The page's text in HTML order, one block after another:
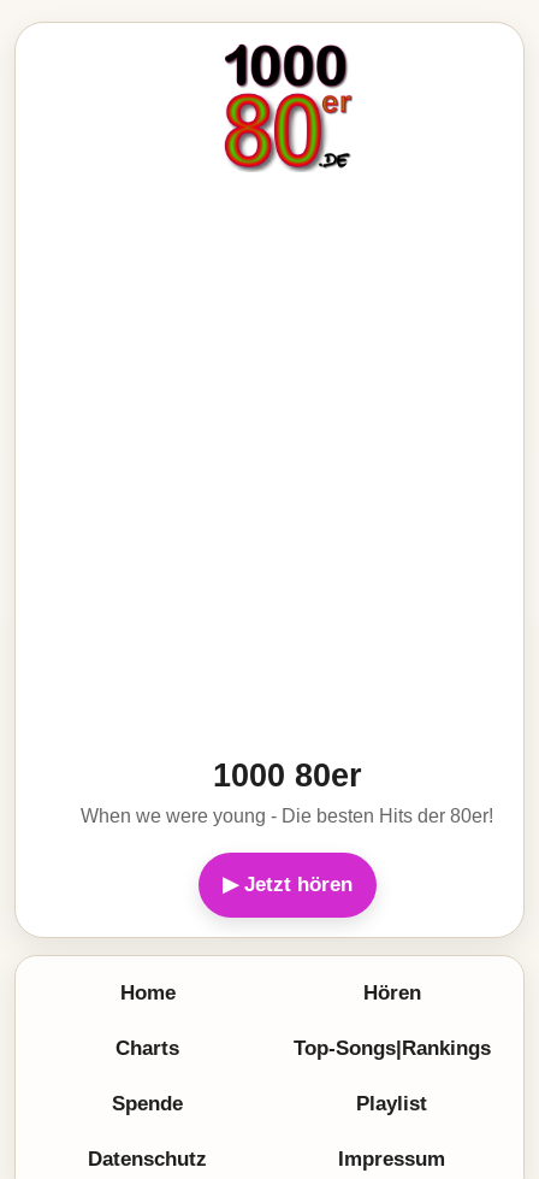
1000 80er
When we were young - Die besten Hits der 80er!
▶ Jetzt hören
Home Hören
Charts Top-Songs|Rankings
Spende Playlist
Datenschutz Impressum